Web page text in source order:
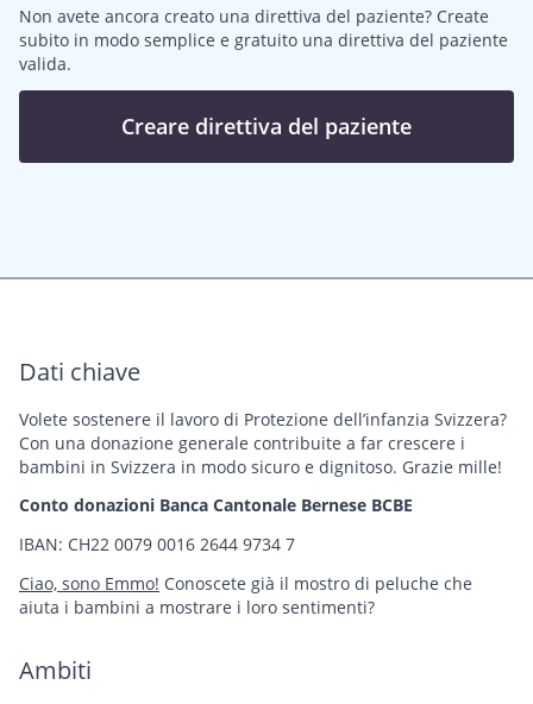
Non avete ancora creato una direttiva del paziente? Create
subito in modo semplice e gratuito una direttiva del paziente
valida.
Creare direttiva del paziente
Dati chiave
Volete sostenere il lavoro di Protezione dell’infanzia Svizzera?
Con una donazione generale contribuite a far crescere i
bambini in Svizzera in modo sicuro e dignitoso. Grazie mille!
Conto donazioni Banca Cantonale Bernese BCBE
IBAN: CH22 0079 0016 2644 9734 7
Ciao, sono Emmo! Conoscete già il mostro di peluche che
aiuta i bambini a mostrare i loro sentimenti?
Ambiti